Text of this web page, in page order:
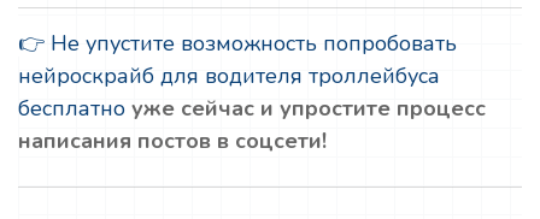
👉 Не упустите возможность попробовать
нейроскрайб для водителя троллейбуса
бесплатно уже сейчас и упростите процесс
написания постов в соцсети!